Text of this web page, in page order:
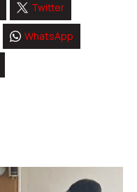
Twitter
WhatsApp